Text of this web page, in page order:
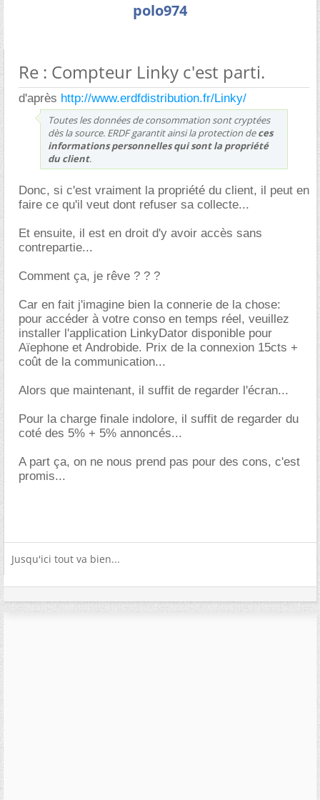
polo974
Re : Compteur Linky c'est parti.
d'après http://www.erdfdistribution.fr/Linky/
Toutes les données de consommation sont cryptées
dès la source. ERDF garantit ainsi la protection deces
informations personnelles qui sont la propriété
du client.
Donc, si c'est vraiment la propriété du client, il peut en
faire ce qu'il veut dont refuser sa collecte...
Et ensuite, il est en droit d'y avoir accès sans
contrepartie...
Comment ça, je rêve ? ? ?
Car en fait j'imagine bien la connerie de la chose:
pour accéder à votre conso en temps réel, veuillez
installer l'application LinkyDator disponible pour
Aïephone et Androbide. Prix de la connexion 15cts +
coût de la communication...
Alors que maintenant, il suffit de regarder l'écran...
Pour la charge finale indolore, il suffit de regarder du
coté des 5% + 5% annoncés...
A part ça, on ne nous prend pas pour des cons, c'est
promis...
Jusqu'ici tout va bien...